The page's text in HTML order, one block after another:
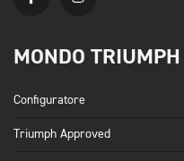
MONDO TRIUMPH
Configuratore
Triumph Approved